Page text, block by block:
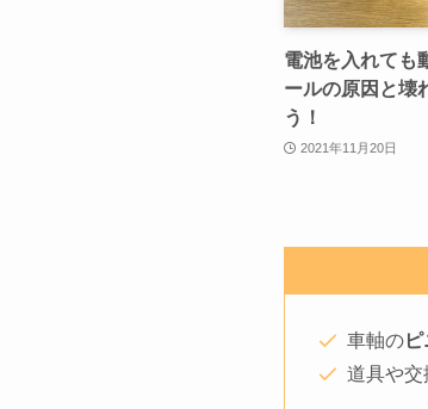
電池を入れても
ールの原因と壊
う！
2021年11月20日
車軸の
道具や交